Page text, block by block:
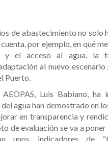
de abastecimiento no solo
por ejemplo, en qué
y el acceso al agua, la
al nuevo
Puerto.
Luis Babiano, ha
agua han demostrado en
en transparencia y
de evaluación se va a poner
unos indicadores de